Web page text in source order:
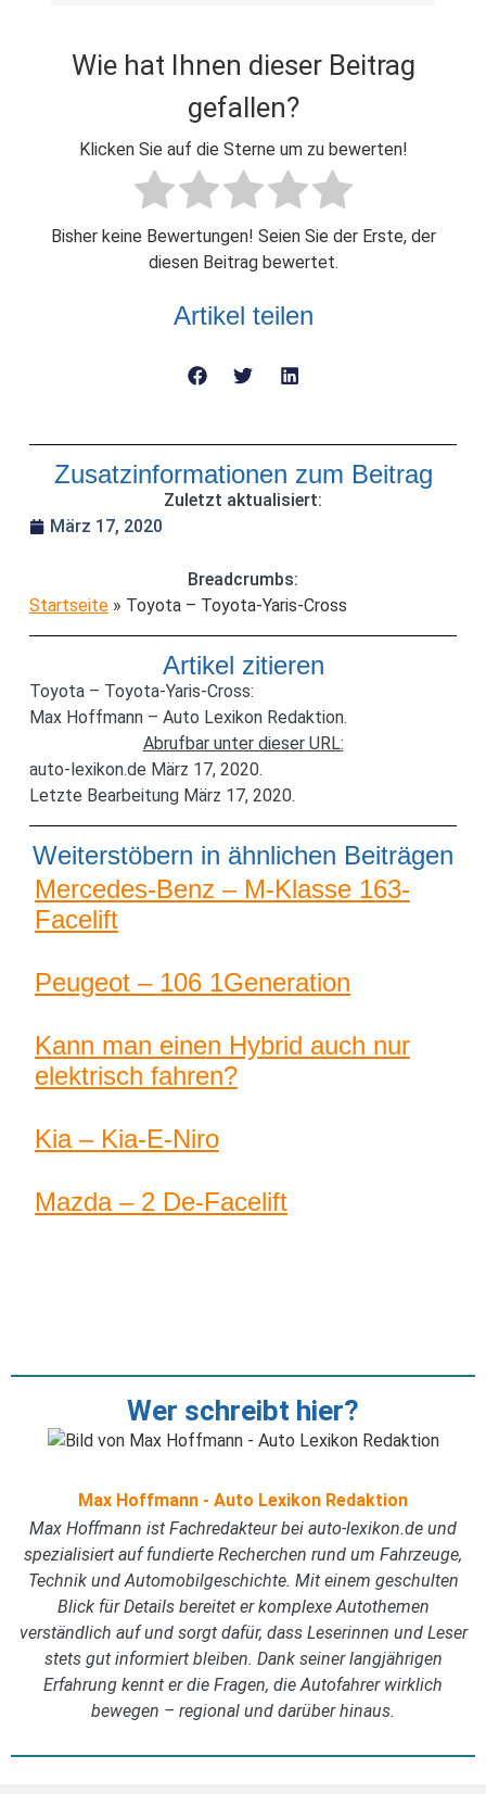
Wie hat Ihnen dieser Beitrag
gefallen?
Klicken Sie auf die Sterne um zu bewerten!
Bisher keine Bewertungen! Seien Sie der Erste, der
diesen Beitrag bewertet.
Artikel teilen
Zusatzinformationen zum Beitrag
Zuletzt aktualisiert:
März 17, 2020
Breadcrumbs:
Startseite» Toyota – Toyota-Yaris-Cross
Artikel zitieren
Toyota – Toyota-Yaris-Cross:
Max Hoffmann – Auto Lexikon Redaktion.
Abrufbar unter dieser URL:
auto-lexikon.de März 17, 2020.
Letzte Bearbeitung März 17, 2020.
Weiterstöbern in ähnlichen Beiträgen
Mercedes-Benz – M-Klasse 163-
Facelift
Peugeot – 106 1Generation
Kann man einen Hybrid auch nur
elektrisch fahren?
Kia – Kia-E-Niro
Mazda – 2 De-Facelift
Wer schreibt hier?
Max Hoffmann - Auto Lexikon Redaktion
Max Hoffmann ist Fachredakteur bei auto-lexikon.de und
spezialisiert auf fundierte Recherchen rund um Fahrzeuge,
Technik und Automobilgeschichte. Mit einem geschulten
Blick für Details bereitet er komplexe Autothemen
verständlich auf und sorgt dafür, dass Leserinnen und Leser
stets gut informiert bleiben. Dank seiner langjährigen
Erfahrung kennt er die Fragen, die Autofahrer wirklich
bewegen – regional und darüber hinaus.